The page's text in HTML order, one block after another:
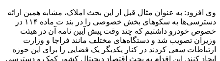
وی افزود: به عنوان مثال قبل از این بحث املاک، مشابه همین ارائه
دسترسی‌ها به سکوهای بخش خصوصی را در بند ت ماده ۱۱۴ در
خصوص خودرو داشتیم که چند وقت پیش آیین نامه آن در هیئت
وزیران تصویب شد و دستگاه‌های مختلف مانند فراجا و وزارت
ارتباطات سعی کردند در کنار یکدیگر یک فضایی را برای این حوزه
ایجاد کنند. این اقدام به بحث اقتصاد دیجیتال کشور کمک و دسترسی